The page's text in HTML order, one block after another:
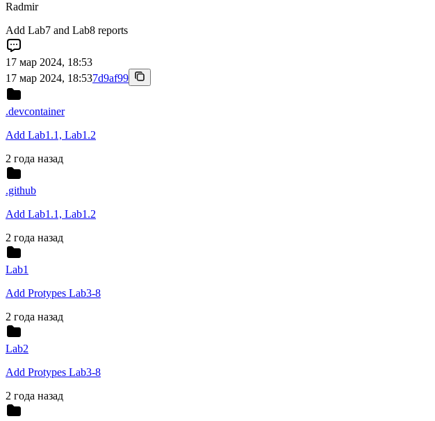
Radmir
Add Lab7 and Lab8 reports
17 мар 2024, 18:53
17 мар 2024, 18:537d9af99
.devcontainer
Add Lab1.1, Lab1.2
2 года назад
.github
Add Lab1.1, Lab1.2
2 года назад
Lab1
Add Protypes Lab3-8
2 года назад
Lab2
Add Protypes Lab3-8
2 года назад